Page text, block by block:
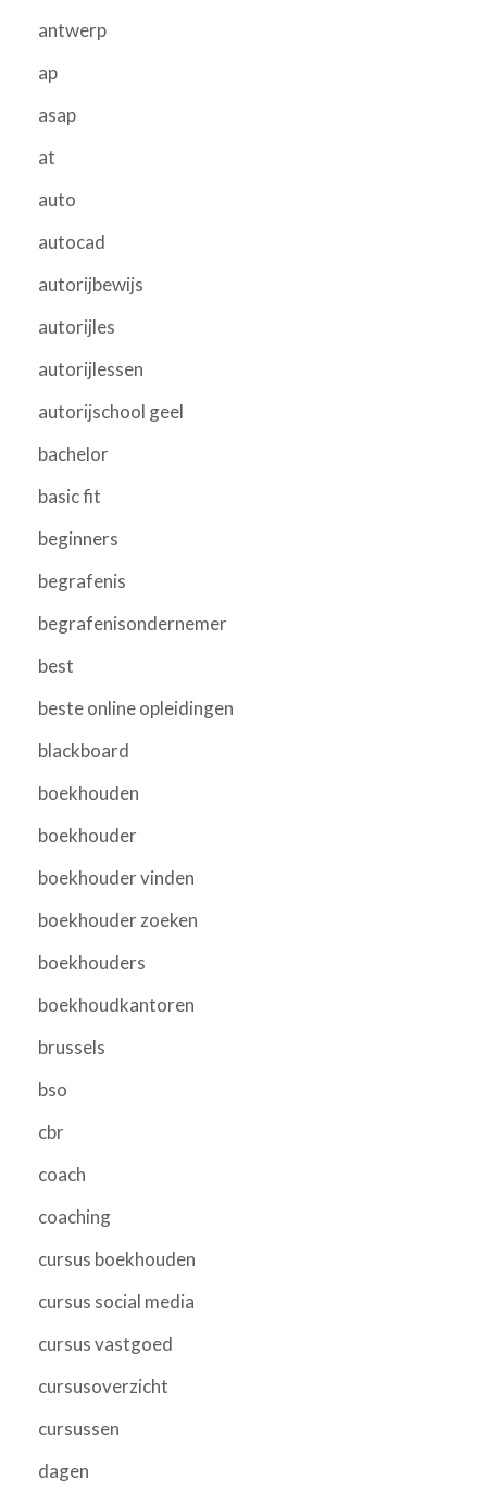
antwerp
ap
asap
at
auto
autocad
autorijbewijs
autorijles
autorijlessen
autorijschool geel
bachelor
basic fit
beginners
begrafenis
begrafenisondernemer
best
beste online opleidingen
blackboard
boekhouden
boekhouder
boekhouder vinden
boekhouder zoeken
boekhouders
boekhoudkantoren
brussels
bso
cbr
coach
coaching
cursus boekhouden
cursus social media
cursus vastgoed
cursusoverzicht
cursussen
dagen